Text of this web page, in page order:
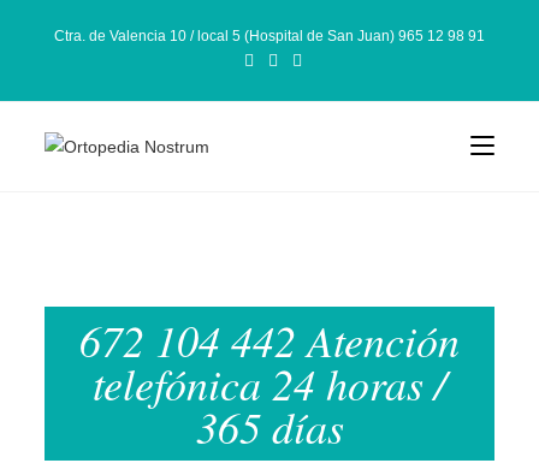
Ctra. de Valencia 10 / local 5 (Hospital de San Juan) 965 12 98 91
672 104 442 Atención
telefónica 24 horas /
365 días